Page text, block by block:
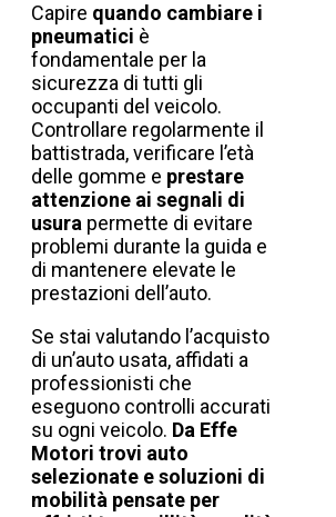
Capire quando cambiare i
pneumatici è
fondamentale per la
sicurezza di tutti gli
occupanti del veicolo.
Controllare regolarmente il
battistrada, verificare l’età
delle gomme e prestare
attenzione ai segnali di
usura permette di evitare
problemi durante la guida e
di mantenere elevate le
prestazioni dell’auto.
Se stai valutando l’acquisto
di un’auto usata, affidati a
professionisti che
eseguono controlli accurati
su ogni veicolo. Da Effe
Motori trovi auto
selezionate e soluzioni di
mobilità pensate per